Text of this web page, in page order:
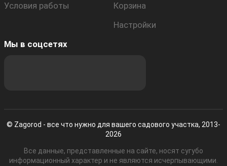
Условия работы
Корзина
Настройки
Мы в соцсетях
© Zagorod - все что нужно для вашего садового участка, 2013-
2026
Все данные, представленные на сайте, носят сугубо
информационный характер и не являются исчерпывающими.